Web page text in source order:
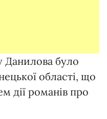
Данилова було
області, що
дії романів про